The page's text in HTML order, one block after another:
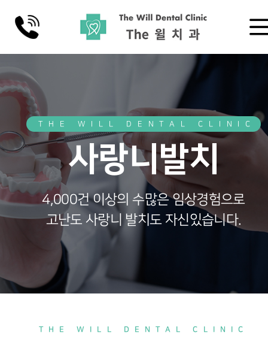
THE WILL DENTAL CLINIC
사랑니발치
4,000건 이상의 수많은 임상경험으로
고난도 사랑니 발치도 자신있습니다.
THE WILL DENTAL CLINIC